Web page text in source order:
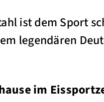
ist dem Sport
legendären
im